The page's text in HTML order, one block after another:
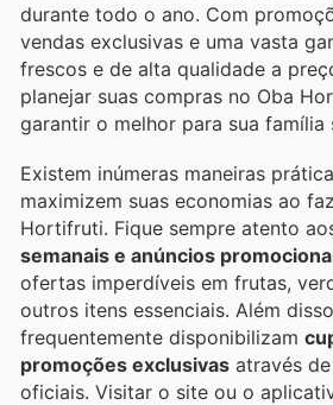
durante todo o ano. Com
vendas exclusivas e uma vasta
frescos e de alta qualidade a
planejar suas compras no Oba
garantir o melhor para sua família
Existem inúmeras maneiras
maximizem suas economias ao
Hortifruti. Fique sempre atento
semanais e anúncios
ofertas imperdíveis em frutas,
outros itens essenciais. Além
frequentemente disponibilizam
promoções exclusivas através
oficiais. Visitar o site ou o